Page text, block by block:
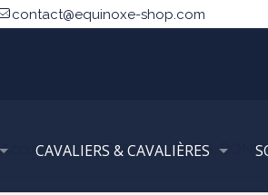
contact@equinoxe-shop.com
CAVALIERS & CAVALIÈRES
Accueil CHEVAL TAPIS,